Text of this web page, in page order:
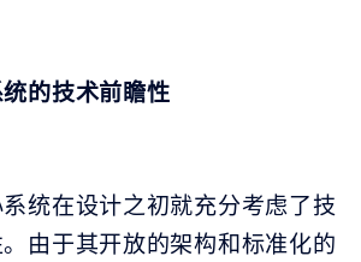
统的技术前瞻性
统在设计之初就充分考虑了技
由于其开放的架构和标准化的